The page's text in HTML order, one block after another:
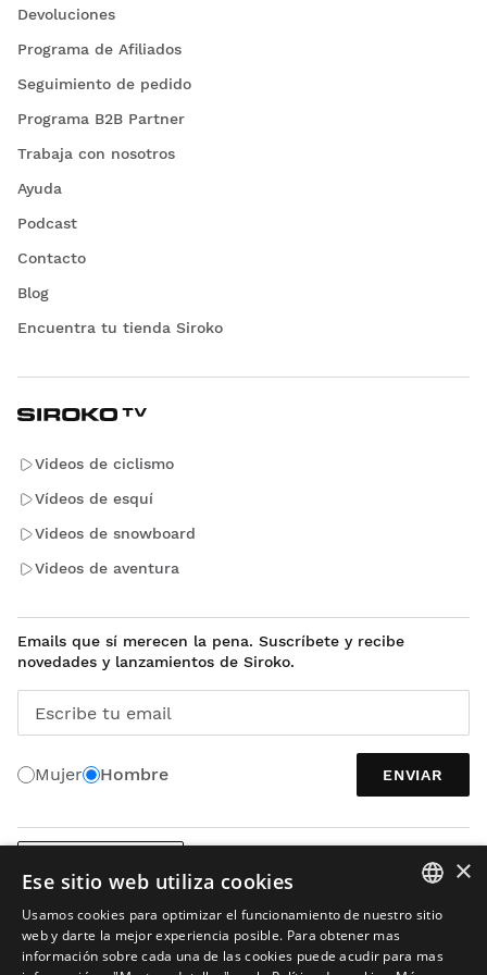
expresar su estilo personal mientras están en las pistas.
Devoluciones
Programa de Afiliados
Seguimiento de pedido
Programa B2B Partner
Trabaja con nosotros
Ayuda
Podcast
Contacto
Blog
Encuentra tu tienda Siroko
Videos de ciclismo
Vídeos de esquí
Videos de snowboard
Videos de aventura
Emails que sí merecen la pena. Suscríbete y recibe
novedades y lanzamientos de Siroko.
Escribe tu email
Mujer Hombre ENVIAR
SPANISH
ENGLISH
×
Ese sitio web utiliza cookies
Usamos cookies para optimizar el funcionamiento de nuestro sitio
web y darte la mejor experiencia posible. Para obtener mas
información sobre cada una de las cookies puede acudir para mas